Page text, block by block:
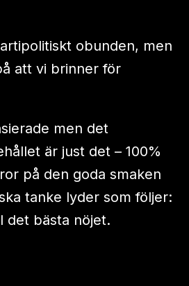
obunden, men
att vi brinner för
men det
är just det – 100%
på den goda smaken
tanke lyder som följer:
det bästa nöjet.